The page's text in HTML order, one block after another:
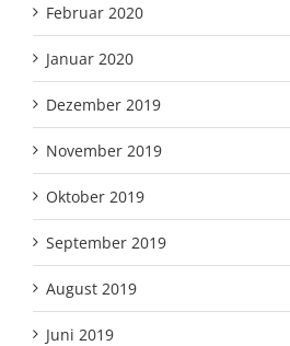
Februar 2020
Januar 2020
Dezember 2019
November 2019
Oktober 2019
September 2019
August 2019
Juni 2019